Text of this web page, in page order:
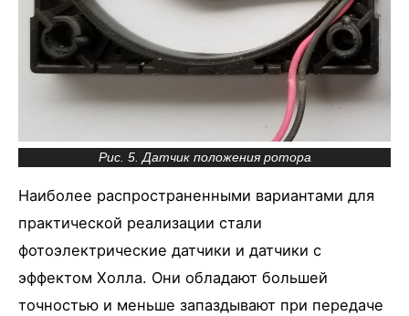
Рис. 5. Датчик положения ротора
Наиболее распространенными вариантами для
практической реализации стали
фотоэлектрические датчики и датчики с
эффектом Холла. Они обладают большей
точностью и меньше запаздывают при передаче